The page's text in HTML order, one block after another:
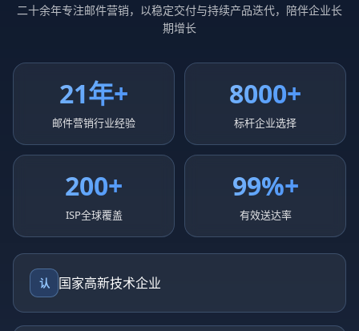
二十余年专注邮件营销，以稳定交付与持续产品迭代，陪伴企业长
期增长
21年+
邮件营销行业经验
8000+
标杆企业选择
200+
ISP全球覆盖
99%+
有效送达率
认 国家高新技术企业